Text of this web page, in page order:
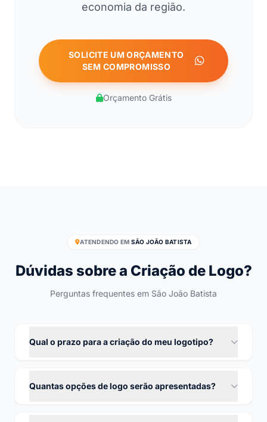
economia da região.
SOLICITE UM ORÇAMENTO
SEM COMPROMISSO
Orçamento Grátis
ATENDENDO EM SÃO JOÃO BATISTA
Dúvidas sobre a Criação de Logo?
Perguntas frequentes em São João Batista
Qual o prazo para a criação do meu logotipo?
Quantas opções de logo serão apresentadas?